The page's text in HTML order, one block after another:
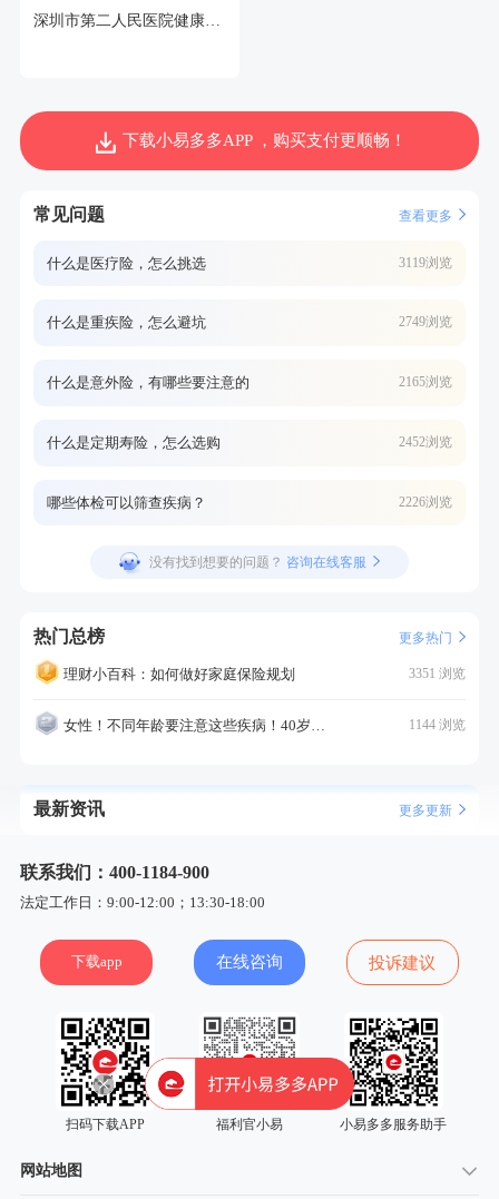
深圳市第二人民医院健康管理中心
下载小易多多APP ，购买支付更顺畅！
常见问题 查看更多
什么是医疗险，怎么挑选 3119浏览
什么是重疾险，怎么避坑 2749浏览
什么是意外险，有哪些要注意的 2165浏览
什么是定期寿险，怎么选购 2452浏览
哪些体检可以筛查疾病？ 2226浏览
没有找到想要的问题？ 咨询在线客服
热门总榜 更多热门
理财小百科：如何做好家庭保险规划 3351 浏览
女性！不同年龄要注意这些疾病！40岁的这个疾病最需要注意！ 1144 浏览
最新资讯 更多更新
联系我们：400-1184-900
法定工作日：9:00-12:00；13:30-18:00
下载app 在线咨询 投诉建议
扫码下载APP 福利官小易 小易多多服务助手
网站地图